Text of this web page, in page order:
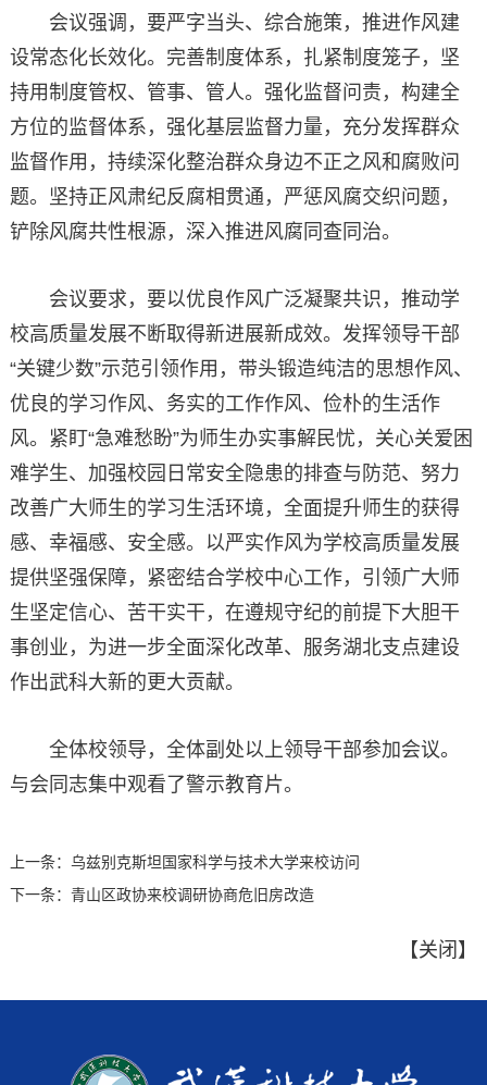
会议强调，要严字当头、综合施策，推进作风建
设常态化长效化。完善制度体系，扎紧制度笼子，坚
持用制度管权、管事、管人。强化监督问责，构建全
方位的监督体系，强化基层监督力量，充分发挥群众
监督作用，持续深化整治群众身边不正之风和腐败问
题。坚持正风肃纪反腐相贯通，严惩风腐交织问题，
铲除风腐共性根源，深入推进风腐同查同治。
会议要求，要以优良作风广泛凝聚共识，推动学
校高质量发展不断取得新进展新成效。发挥领导干部
“关键少数”示范引领作用，带头锻造纯洁的思想作风、
优良的学习作风、务实的工作作风、俭朴的生活作
风。紧盯“急难愁盼”为师生办实事解民忧，关心关爱困
难学生、加强校园日常安全隐患的排查与防范、努力
改善广大师生的学习生活环境，全面提升师生的获得
感、幸福感、安全感。以严实作风为学校高质量发展
提供坚强保障，紧密结合学校中心工作，引领广大师
生坚定信心、苦干实干，在遵规守纪的前提下大胆干
事创业，为进一步全面深化改革、服务湖北支点建设
作出武科大新的更大贡献。
全体校领导，全体副处以上领导干部参加会议。
与会同志集中观看了警示教育片。
上一条： 乌兹别克斯坦国家科学与技术大学来校访问
下一条： 青山区政协来校调研协商危旧房改造
【关闭 】